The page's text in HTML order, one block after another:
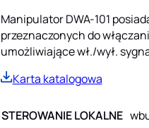
Manipulator DWA-101
przeznaczonych do
umożliwiające wł./wył.
Karta katalogowa
STEROWANIE LOKALNE